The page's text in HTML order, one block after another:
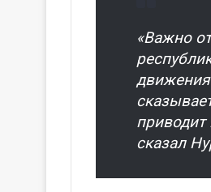
«Важно
движения
приводит
сказал